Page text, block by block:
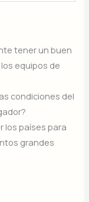
tener un buen
equipos de
condiciones del
los países para
grandes